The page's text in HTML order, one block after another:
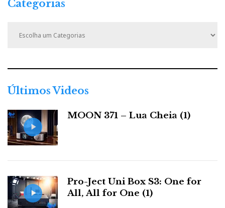
Categorias
r
i
s
Últimos Videos
MOON 371 – Lua Cheia (1)
Pro-Ject Uni Box S3: One for
All, All for One (1)